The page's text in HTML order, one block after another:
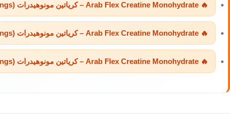
🔥 Arab Flex Creatine Monohydrate – كرياتين مونوهيدرات (120g / 40 Servings)
🔥 Arab Flex Creatine Monohydrate – كرياتين مونوهيدرات (240g / 80 Servings)
🔥 Arab Flex Creatine Monohydrate – كرياتين مونوهيدرات (480g / 160 Servings)